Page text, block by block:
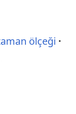
ölçeği